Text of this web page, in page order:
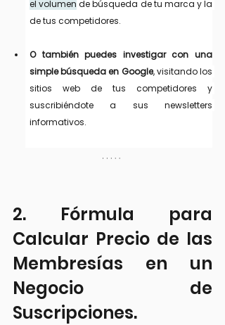
el volumen de búsqueda de tu marca y la
de tus competidores.
O también puedes investigar con una
simple búsqueda en Google, visitando los
sitios web de tus competidores y
suscribiéndote a sus newsletters
informativos.
2. Fórmula para
Calcular Precio de las
Membresías en un
Negocio de
Suscripciones.